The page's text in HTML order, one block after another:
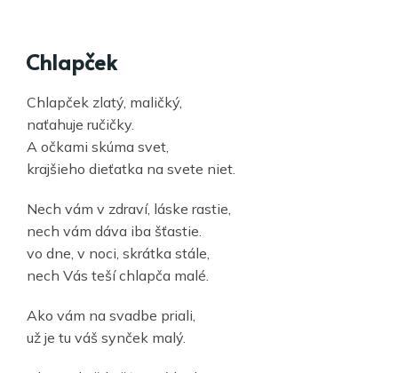
Chlapček
Chlapček zlatý, maličký,
naťahuje ručičky.
A očkami skúma svet,
krajšieho dieťatka na svete niet.
Nech vám v zdraví, láske rastie,
nech vám dáva iba šťastie.
vo dne, v noci, skrátka stále,
nech Vás teší chlapča malé.
Ako vám na svadbe priali,
už je tu váš synček malý.